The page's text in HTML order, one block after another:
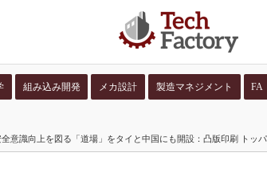
組み込み開発 メカ設計 製造マネジメント FA
意識向上を図る「道場」をタイと中国にも開設：凸版印刷 トッ